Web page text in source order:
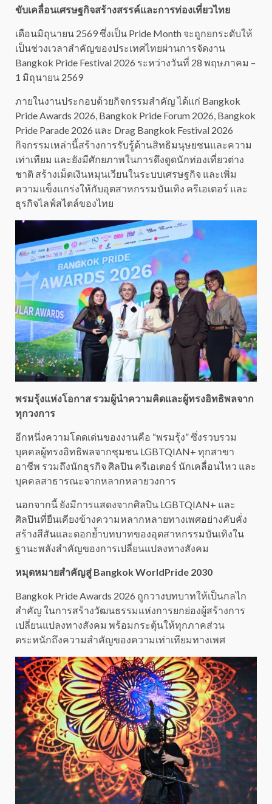
ขับเคลื่อนเศรษฐกิจสร้างสรรค์และการท่องเที่ยวไทย
เดือนมิถุนายน 2569 ซึ่งเป็น Pride Month จะถูกยกระดับให้
เป็นช่วงเวลาสำคัญของประเทศไทยผ่านการจัดงาน
Bangkok Pride Festival 2026 ระหว่างวันที่ 28 พฤษภาคม –
1 มิถุนายน 2569
ภายในงานประกอบด้วยกิจกรรมสำคัญ ได้แก่ Bangkok
Pride Awards 2026, Bangkok Pride Forum 2026, Bangkok
Pride Parade 2026 และ Drag Bangkok Festival 2026
กิจกรรมเหล่านี้สร้างการรับรู้ด้านสิทธิมนุษยชนและความ
เท่าเทียม และยังมีศักยภาพในการดึงดูดนักท่องเที่ยวต่าง
ชาติ สร้างเม็ดเงินหมุนเวียนในระบบเศรษฐกิจ และเพิ่ม
ความแข็งแกร่งให้กับอุตสาหกรรมบันเทิง ครีเอเตอร์ และ
ธุรกิจไลฟ์สไตล์ของไทย
พรมรุ้งแห่งโอกาส รวมผู้นำความคิดและผู้ทรงอิทธิพลจาก
ทุกวงการ
อีกหนึ่งความโดดเด่นของงานคือ “พรมรุ้ง” ซึ่งรวบรวม
บุคคลผู้ทรงอิทธิพลจากชุมชน LGBTQIAN+ ทุกสาขา
อาชีพ รวมถึงนักธุรกิจ ศิลปิน ครีเอเตอร์ นักเคลื่อนไหว และ
บุคคลสาธารณะจากหลากหลายวงการ
นอกจากนี้ ยังมีการแสดงจากศิลปิน LGBTQIAN+ และ
ศิลปินที่ยืนเคียงข้างความหลากหลายทางเพศอย่างคับคั่ง
สร้างสีสันและตอกย้ำบทบาทของอุตสาหกรรมบันเทิงใน
ฐานะพลังสำคัญของการเปลี่ยนแปลงทางสังคม
หมุดหมายสำคัญสู่ Bangkok WorldPride 2030
Bangkok Pride Awards 2026 ถูกวางบทบาทให้เป็นกลไก
สำคัญ ในการสร้างวัฒนธรรมแห่งการยกย่องผู้สร้างการ
เปลี่ยนแปลงทางสังคม พร้อมกระตุ้นให้ทุกภาคส่วน
ตระหนักถึงความสำคัญของความเท่าเทียมทางเพศ